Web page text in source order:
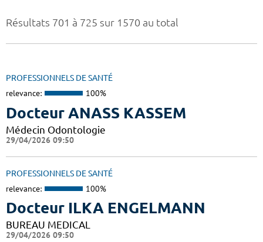
Résultats 701 à 725 sur 1570 au total
PROFESSIONNELS DE SANTÉ
relevance: 100%
Docteur ANASS KASSEM
Médecin Odontologie
29/04/2026 09:50
PROFESSIONNELS DE SANTÉ
relevance: 100%
Docteur ILKA ENGELMANN
BUREAU MEDICAL
29/04/2026 09:50